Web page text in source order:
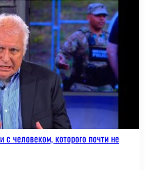
человеком, которого почти не